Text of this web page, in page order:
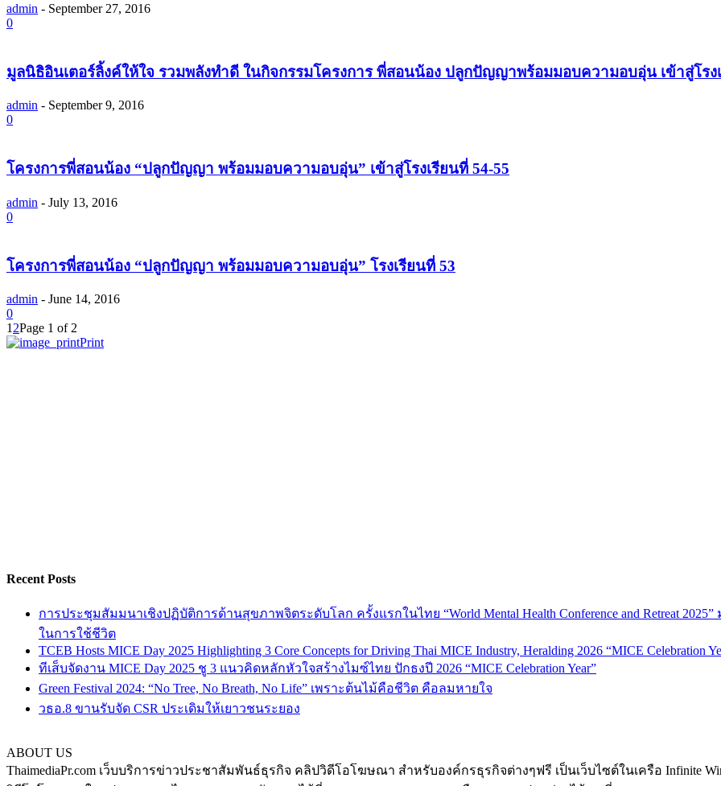
admin - September 27, 2016
0
มูลนิธิอินเตอร์ลิ้งค์ให้ใจ รวมพลังทำดี ในกิจกรรมโครงการ พี่สอนน้อง ปลูกปัญญาพร้อมมอบความอบอุ่น เข้าสู่โรง
admin - September 9, 2016
0
โครงการพี่สอนน้อง “ปลูกปัญญา พร้อมมอบความอบอุ่น” เข้าสู่โรงเรียนที่ 54-55
admin - July 13, 2016
0
โครงการพี่สอนน้อง “ปลูกปัญญา พร้อมมอบความอบอุ่น” โรงเรียนที่ 53
admin - June 14, 2016
0
1 2Page 1 of 2
Print
Recent Posts
การประชุมสัมมนาเชิงปฏิบัติการด้านสุขภาพจิตระดับโลก ครั้งแรกในไทย “World Mental Health Conference and Retreat
ในการใช้ชีวิต
TCEB Hosts MICE Day 2025 Highlighting 3 Core Concepts for Driving Thai MICE Industry, Heralding 2026 “MICE Celebration
ทีเส็บจัดงาน MICE Day 2025 ชู 3 แนวคิดหลักหัวใจสร้างไมซ์ไทย ปักธงปี 2026 “MICE Celebration Year”
Green Festival 2024: “No Tree, No Breath, No Life” เพราะต้นไม้คือชีวิต คือลมหายใจ
วธอ.8 ขานรับจัด CSR ประเดิมให้เยาวชนระยอง
ABOUT US
ThaimediaPr.com เว็บบริการข่าวประชาสัมพันธ์ธุรกิจ คลิปวิดีโอโฆษณา สำหรับองค์กรธุรกิจต่างๆฟรี เป็นเว็บไซต์ในเครือ Infinite